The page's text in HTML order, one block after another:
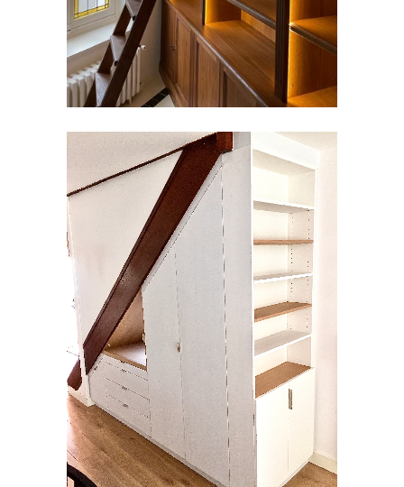
AMÉNAGEMENT SOUS
ESCALIERS
Aménagement